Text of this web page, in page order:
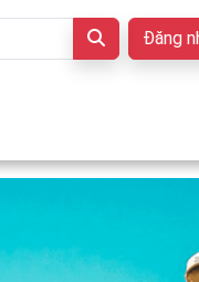
Đăng